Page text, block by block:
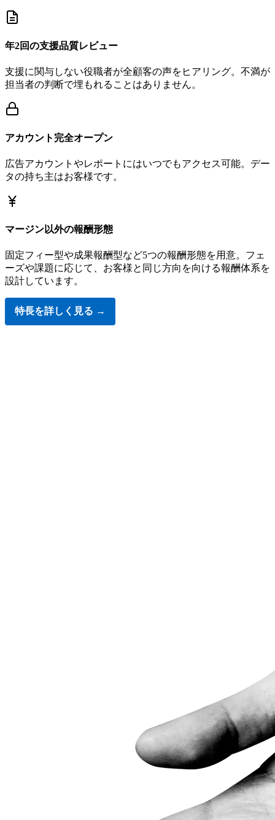
年2回の支援品質レビュー
支援に関与しない役職者が全顧客の声をヒアリング。不満が
担当者の判断で埋もれることはありません。
アカウント完全オープン
広告アカウントやレポートにはいつでもアクセス可能。デー
タの持ち主はお客様です。
マージン以外の報酬形態
固定フィー型や成果報酬型など5つの報酬形態を用意。フェ
ーズや課題に応じて、お客様と同じ方向を向ける報酬体系を
設計しています。
特長を詳しく見る →